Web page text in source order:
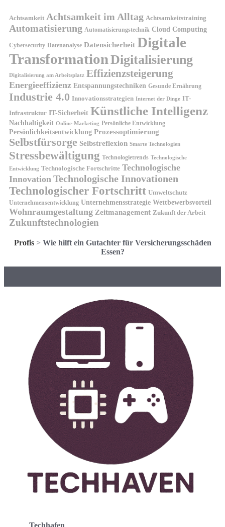
Achtsamkeit Achtsamkeit im Alltag Achtsamkeitstraining
Automatisierung Automatisierungstechnik Cloud Computing
Cybersecurity Datenanalyse Datensicherheit Digitale
TransformationDigitalisierung
Digitalisierung am Arbeitsplatz Effizienzsteigerung
Energieeffizienz Entspannungstechniken Gesunde Ernährung
Industrie 4.0 Innovationsstrategien Internet der Dinge IT-
Infrastruktur IT-Sicherheit Künstliche Intelligenz
Nachhaltigkeit Online-Marketing Persönliche Entwicklung
Persönlichkeitsentwicklung Prozessoptimierung
Selbstfürsorge Selbstreflexion Smarte Technologien
Stressbewältigung Technologietrends Technologische
Entwicklung Technologische Fortschritte Technologische
Innovation Technologische Innovationen
Technologischer Fortschritt Umweltschutz
Unternehmensentwicklung Unternehmensstrategie Wettbewerbsvorteil
Wohnraumgestaltung Zeitmanagement Zukunft der Arbeit
Zukunftstechnologien
Profis> Wie hilft ein Gutachter für Versicherungsschäden
Essen?
Techhafen